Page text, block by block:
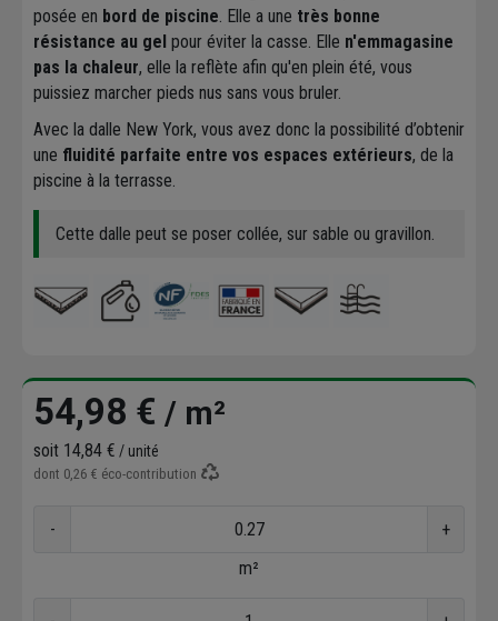
posée en bord de piscine . Elle a une très bonne
résistance au gel pour éviter la casse. Elle n'emmagasine
pas la chaleur, elle la reflète afin qu'en plein été, vous
puissiez marcher pieds nus sans vous bruler.
Avec la dalle New York, vous avez donc la possibilité d’obtenir
une fluidité parfaite entre vos espaces extérieurs, de la
piscine à la terrasse.
Cette dalle peut se poser collée, sur sable ou gravillon.
54,98 € / m²
soit 14,84 € / unité
dont 0,26 € éco-contribution
-
+
m²